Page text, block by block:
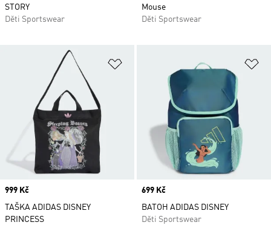
STORY
Děti Sportswear
Mouse
Děti Sportswear
Přidat do seznamu přání
Price
999 Kč
TAŠKA ADIDAS DISNEY
PRINCESS
Price
699 Kč
BATOH ADIDAS DISNEY
Děti Sportswear